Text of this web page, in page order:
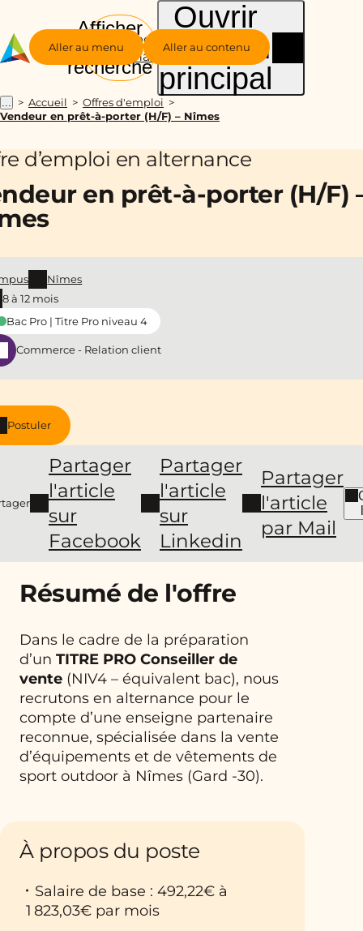
Aller au menu Aller au contenu
Groupe
Alternance
Afficher
la
recherche
Ouvrir
le menu
principal
... Accueil
Offres d'emploi
Vendeur en prêt-à-porter (H/F) – Nîmes
d’emploi en alternance
en prêt-à-porter (H/F)
Postuler
Partager
l'article
sur
Facebook
Partager
l'article
sur
Linkedin
Partager
l'article
par Mail
Nîmes
8 à 12 mois
Bac Pro | Titre Pro niveau 4
Commerce - Relation client
Résumé de l'offre
Dans le cadre de la préparation
d’un TITRE PRO Conseiller de
vente (NIV4 – équivalent bac), nous
recrutons en alternance pour le
compte d’une enseigne partenaire
reconnue, spécialisée dans la vente
d’équipements et de vêtements de
sport outdoor à Nîmes (Gard -30).
À propos du poste
Salaire de base : 492,22€ à
1 823,03€ par mois